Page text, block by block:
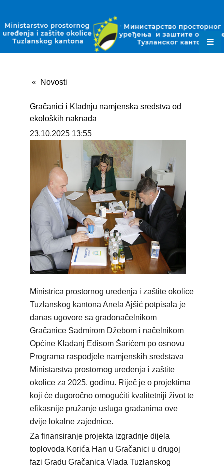
Novosti
Gračanici i Kladnju namjenska sredstva od
ekoloških naknada
23.10.2025 13:55
Ministrica prostornog uređenja i zaštite okolice
Tuzlanskog kantona Anela Ajšić potpisala je
danas ugovore sa gradonačelnikom
Gračanice Sadmirom Džebom i načelnikom
Općine Kladanj Edisom Šarićem po osnovu
Programa raspodjele namjenskih sredstava
Ministarstva prostornog uređenja i zaštite
okolice za 2025. godinu. Riječ je o projektima
koji će dugoročno omogućiti kvalitetniji život te
efikasnije pružanje usluga građanima ove
dvije lokalne zajednice.
Za finansiranje projekta izgradnje dijela
toplovoda Korića Han u Gračanici u drugoj
fazi Gradu Gračanica Vlada Tuzlanskog
PODZAKONSKI AKTI
JAVNE NABAVKE
OKOLIŠNE DOZVOLE
DOZVOLE ZA OTPAD